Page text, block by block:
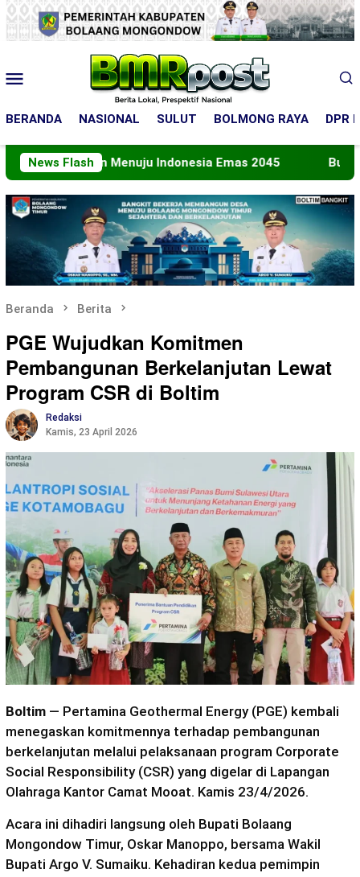
Loncat
ke
konten
Mobile
BERANDA NASIONAL SULUT BOLMONG RAYA DPR
News Flash
Menuju Indonesia Emas 2045 Bupati Boltara
Beranda Berita
PGE Wujudkan Komitmen
Pembangunan Berkelanjutan Lewat
Program CSR di Boltim
Redaksi
Kamis, 23 April 2026
Boltim — Pertamina Geothermal Energy (PGE) kembali
menegaskan komitmennya terhadap pembangunan
berkelanjutan melalui pelaksanaan program Corporate
Social Responsibility (CSR) yang digelar di Lapangan
Olahraga Kantor Camat Mooat. Kamis 23/4/2026.
Acara ini dihadiri langsung oleh Bupati Bolaang
Mongondow Timur, Oskar Manoppo, bersama Wakil
Bupati Argo V. Sumaiku. Kehadiran kedua pemimpin